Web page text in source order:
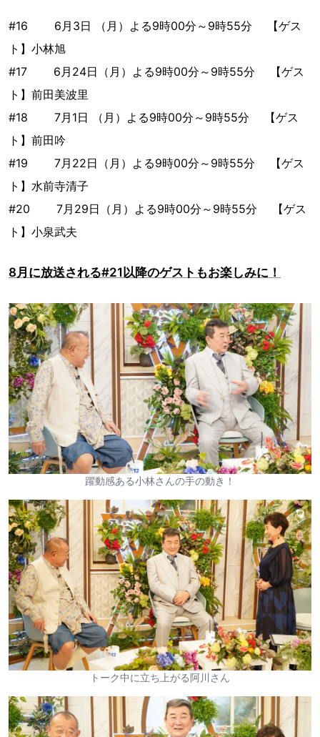
#16 6月3日 （月）よる9時00分～9時55分 【ゲス
ト】小林旭
#17 6月24日（月）よる9時00分～9時55分 【ゲス
ト】前田美波里
#18 7月1日 （月）よる9時00分～9時55分 【ゲス
ト】前田吟
#19 7月22日（月）よる9時00分～9時55分 【ゲス
ト】水前寺清子
#20 7月29日（月）よる9時00分～9時55分 【ゲス
ト】小泉武夫
8月に放送される#21以降のゲストもお楽しみに！
躍動感ある小林さんの手の動き！
トーク中に立ち上がる阿川さん